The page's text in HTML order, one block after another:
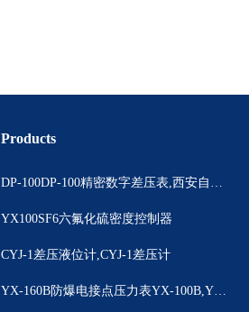
Products
DP-100DP-100精密数字差压表,西安自动化仪表一厂 数字压力表
YX100SF6六氟化硫密度控制器
CYJ-1差压液位计,CYJ-1差压计
YX-160B防爆电接点压力表YX-100B,YX-160B